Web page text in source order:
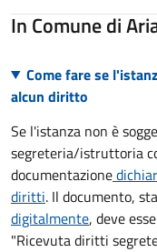
In Comune di
Come fare se
alcun diritto
Se l'istanza non è
segreteria/istruttoria
documentazione
diritti. Il documento,
digitalmente, deve
"Ricevuta diritti